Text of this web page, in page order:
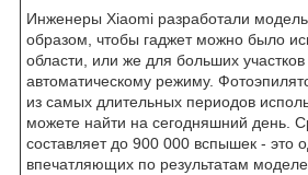
Инженеры Xiaomi разработали
образом, чтобы гаджет можно было
области, или же для больших
автоматическому режиму.
из самых длительных периодов
можете найти на сегодняшний день.
составляет до 900 000 вспышек - это
впечатляющих по результатам